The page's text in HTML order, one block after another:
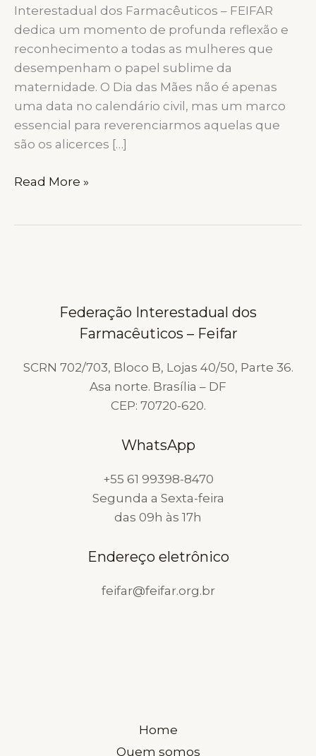
Interestadual dos Farmacêuticos – FEIFAR
dedica um momento de profunda reflexão e
reconhecimento a todas as mulheres que
desempenham o papel sublime da
maternidade. O Dia das Mães não é apenas
uma data no calendário civil, mas um marco
essencial para reverenciarmos aquelas que
são os alicerces […]
HOMENAGEM
MATERNIDADE
SOCIEDADE
Read More »
Federação Interestadual dos
Farmacêuticos – Feifar
SCRN 702/703, Bloco B, Lojas 40/50, Parte 36.
Asa norte. Brasília – DF
CEP: 70720-620.
WhatsApp
+55 61 99398-8470
Segunda a Sexta-feira
das 09h às 17h
Endereço eletrônico
feifar@feifar.org.br
Home
Quem somos